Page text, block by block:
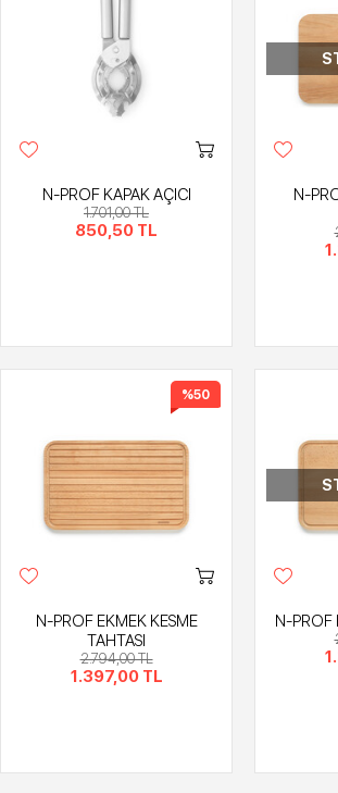
N-PROF KAPAK AÇICI
1.701,00 TL
850,50 TL
N-
%50
N-PROF EKMEK KESME
TAHTASI
2.794,00 TL
1.397,00 TL
N-PROF